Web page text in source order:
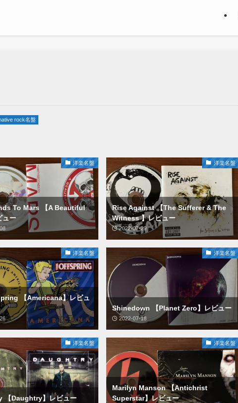
rock名盤
洋楽名盤
To Mars 【A Beautiful
ュー
洋楽名盤
Rise Against 【The Sufferer & The
Witness 】レビュー
2022-07-29
洋楽名盤
【Americana】レビュ
洋楽名盤
Shinedown 【Planet Zero】レビュー
2022-07-18
洋楽名盤
【Daughtry】レビュー
洋楽名盤
Marilyn Manson 【Antichrist
Superstar】レビュー